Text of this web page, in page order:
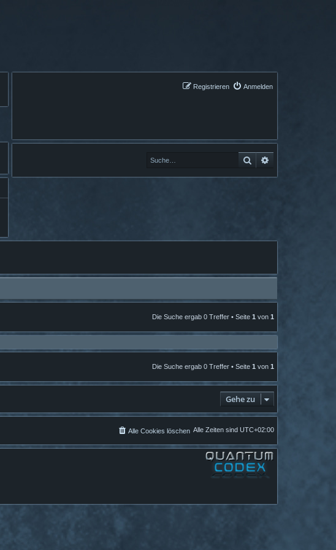
Anmelden
Registrieren
Suche
Die Suche ergab 0 Treffer • Seite 1 von 1
Die Suche ergab 0 Treffer • Seite 1 von 1
Gehe zu
Alle Zeiten sind UTC+02:00
Alle Cookies löschen